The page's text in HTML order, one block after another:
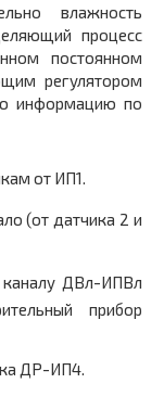
влажность
процесс
постоянном
регулятором
информацию по
от ИП1.
(от датчика 2 и
каналу ДВл-ИПВл
прибор
ДР-ИП4.